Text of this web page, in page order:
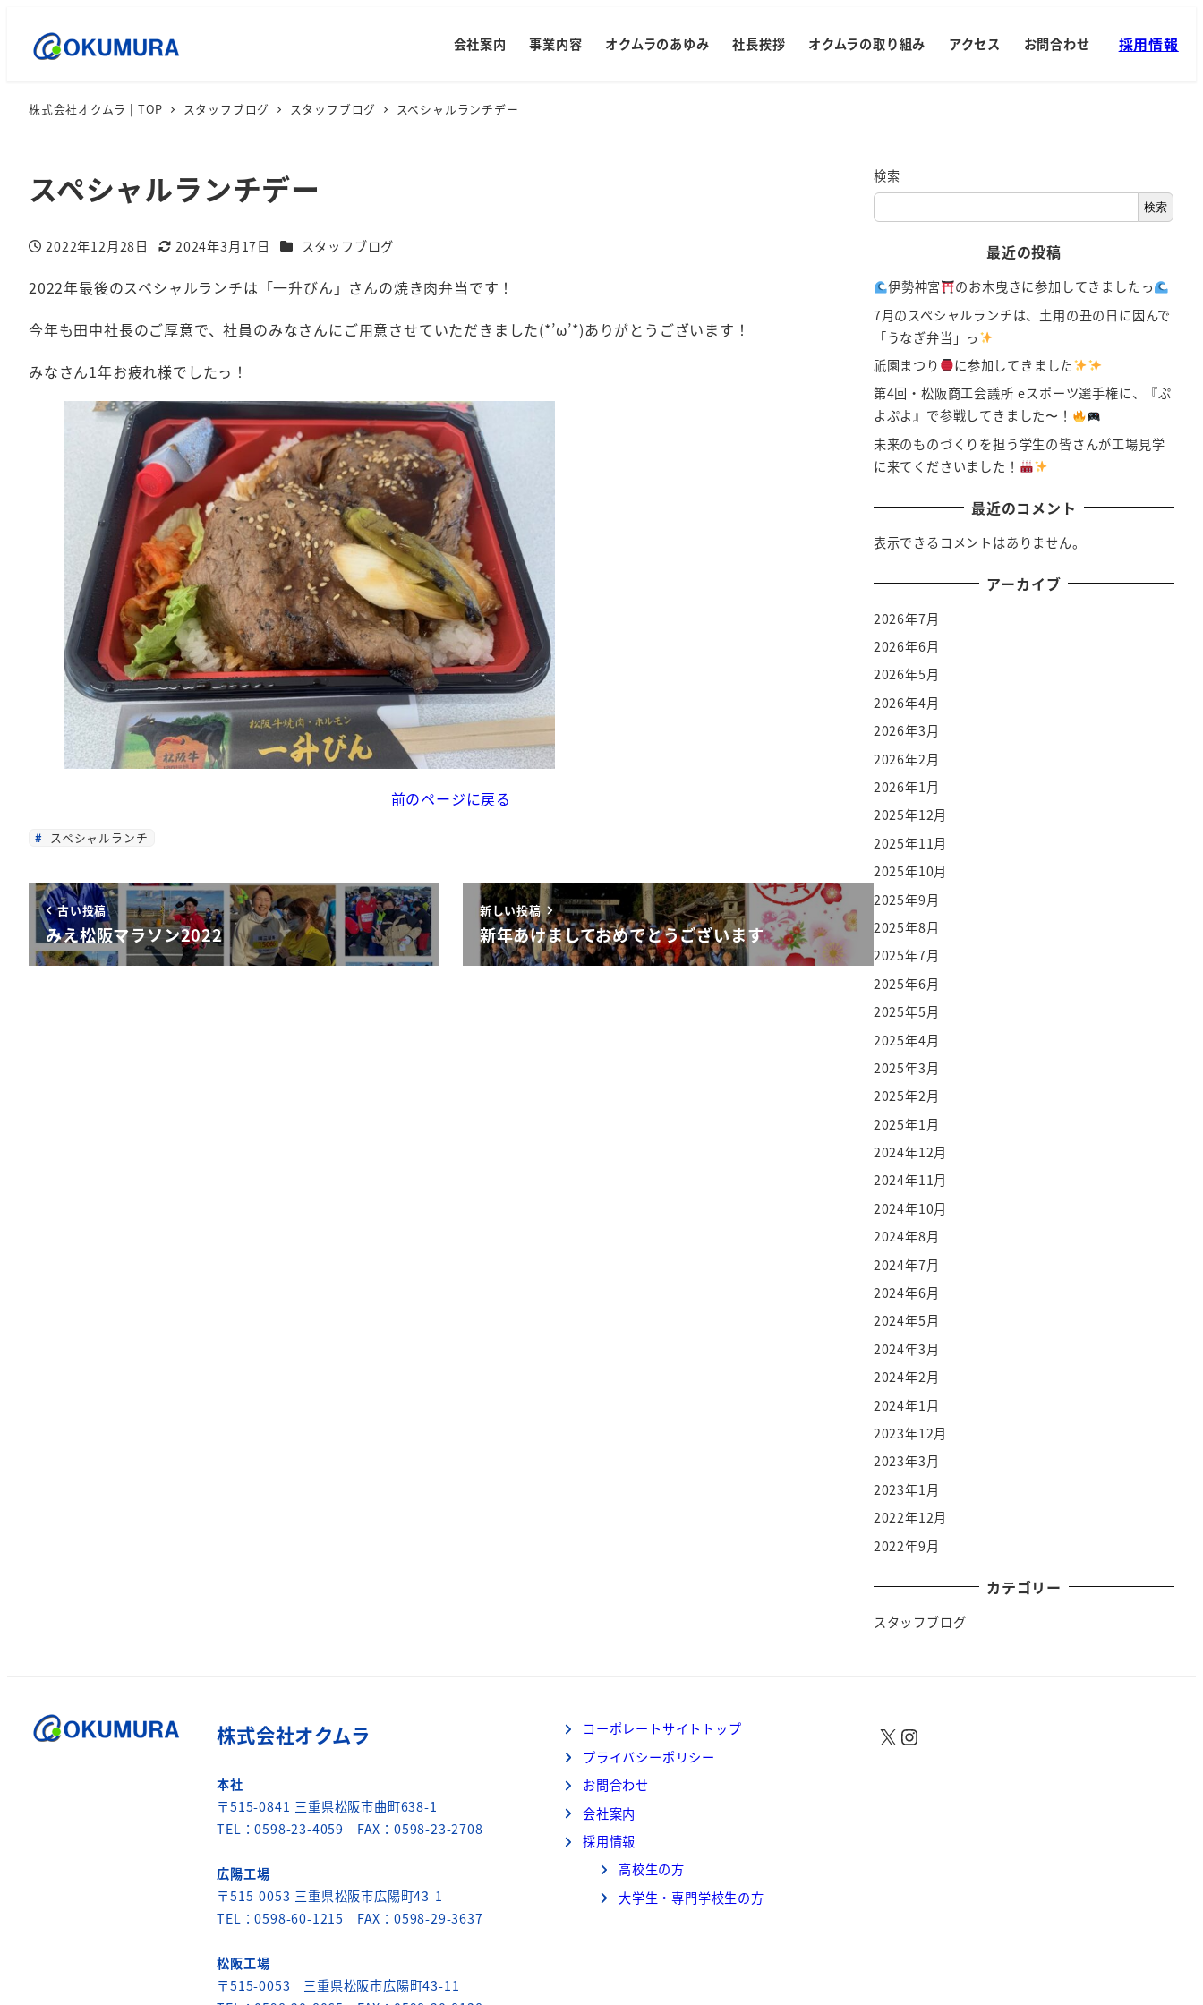
会社案内 事業内容 オクムラのあゆみ 社長挨拶 オクムラの取り組み アクセス お問合わせ 採用情報
株式会社オクムラ | TOP スタッフブログ スタッフブログ スペシャルランチデー
スペシャルランチデー
投稿日
2022年12月28日
更新日
2024年3月17日 カテゴリー
スタッフブログ
2022年最後のスペシャルランチは「一升びん」さんの焼き肉弁当です！
今年も田中社長のご厚意で、社員のみなさんにご用意させていただきました(*’ω’*)ありがとうございます！
みなさん1年お疲れ様でしたっ！
前のページに戻る
スペシャルランチ
古い投稿
みえ松阪マラソン2022
新しい投稿
新年あけましておめでとうございます
検索
検索
最近の投稿
伊勢神宮
のお木曳きに参加してきましたっ
7月のスペシャルランチは、土用の丑の日に因んで
「うなぎ弁当」っ
祇園まつり
に参加してきました
第4回・松阪商工会議所 eスポーツ選手権に、『ぷ
よぷよ』で参戦してきました〜！
未来のものづくりを担う学生の皆さんが工場見学
に来てくださいました！
最近のコメント
表示できるコメントはありません。
アーカイブ
2026年7月
2026年6月
2026年5月
2026年4月
2026年3月
2026年2月
2026年1月
2025年12月
2025年11月
2025年10月
2025年9月
2025年8月
2025年7月
2025年6月
2025年5月
2025年4月
2025年3月
2025年2月
2025年1月
2024年12月
2024年11月
2024年10月
2024年8月
2024年7月
2024年6月
2024年5月
2024年3月
2024年2月
2024年1月
2023年12月
2023年3月
2023年1月
2022年12月
2022年9月
カテゴリー
スタッフブログ
株式会社オクムラ
本社
〒515-0841 三重県松阪市曲町638-1
TEL：0598-23-4059 FAX：0598-23-2708
広陽工場
〒515-0053 三重県松阪市広陽町43-1
TEL：0598-60-1215 FAX：0598-29-3637
松阪工場
〒515-0053 三重県松阪市広陽町43-11
コーポレートサイトトップ
プライバシーポリシー
お問合わせ
会社案内
採用情報
高校生の方
大学生・専門学校生の方
X Instagram